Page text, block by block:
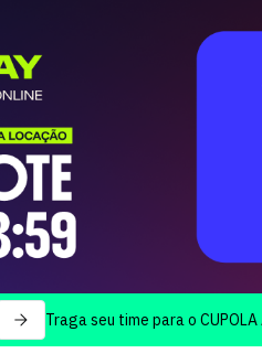
seu time para o CUPOLA Aluguel